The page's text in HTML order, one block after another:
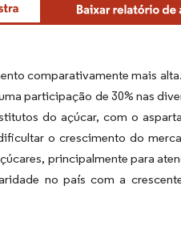
comparativamente mais
participação de 30% nas
do açúcar, com o
o crescimento do
principalmente para
no país com a